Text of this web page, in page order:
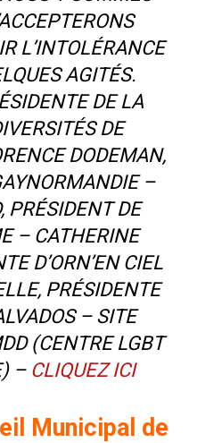
L’INTOLÉRANCE
AGITÉS.
DE LA
DE
DODEMAN,
–
PRÉSIDENT DE
– CATHERINE
D’ORN’EN CIEL
PRÉSIDENTE
– SITE
(CENTRE LGBT
– CLIQUEZ ICI
Municipal de